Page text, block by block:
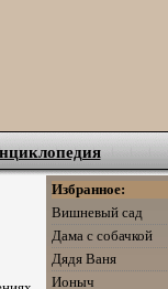
Избранное:
Вишневый сад
Дама с собачкой
Дядя Ваня
Ионыч